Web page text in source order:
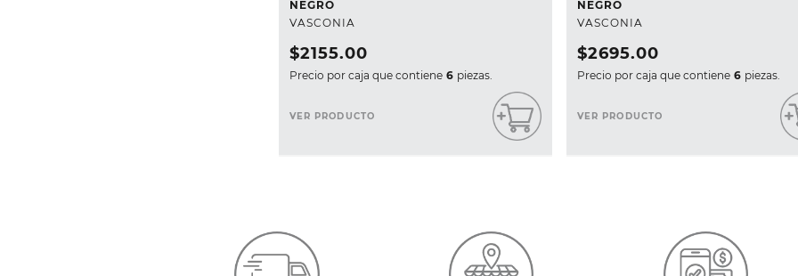
NEGRO
VASCONIA
$2155.00
Precio por caja que contiene 6 piezas.
VER PRODUCTO
NEGRO
VASCONIA
$2695.00
Precio por caja que contiene 6 piezas.
VER PRODUCTO